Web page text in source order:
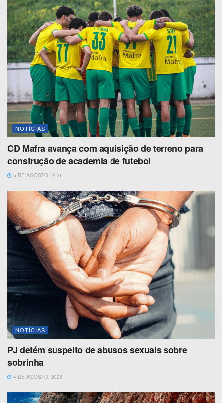
NOTÍCIAS
CD Mafra avança com aquisição de terreno para
construção de academia de futebol
5 DE AGOSTO, 2026
NOTÍCIAS
PJ detém suspeito de abusos sexuais sobre
sobrinha
4 DE AGOSTO, 2026